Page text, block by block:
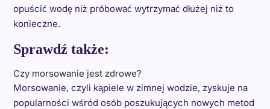
opuścić wodę niż próbować wytrzymać dłużej niż to
konieczne.
Sprawdź także:
Czy morsowanie jest zdrowe?
Morsowanie, czyli kąpiele w zimnej wodzie, zyskuje na
popularności wśród osób poszukujących nowych metod